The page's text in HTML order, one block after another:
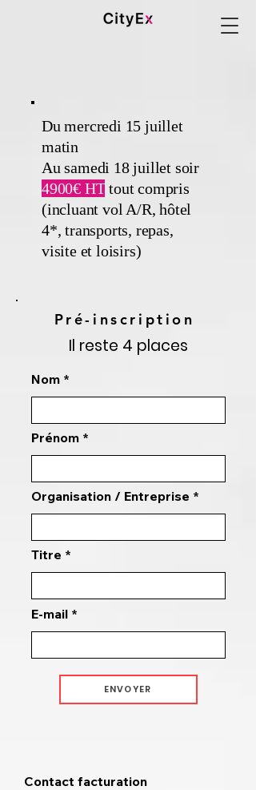
Du mercredi 15 juillet
matin
Au samedi 18 juillet soir
4900€ HT tout compris
(incluant vol A/R, hôtel
4*, transports, repas,
visite et loisirs)
Pré-inscription
Il reste 4 places
Nom
Prénom
Organisation / Entreprise
Titre
E-mail
ENVOYER
Contact facturation